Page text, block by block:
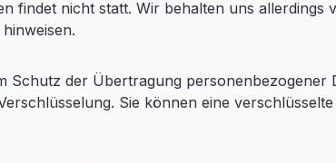
findet nicht statt. Wir behalten uns
Schutz der Übertragung
Sie können eine